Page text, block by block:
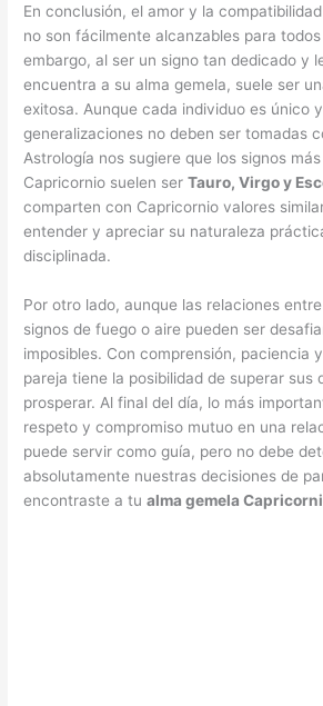
En conclusión, el amor y la
no son fácilmente alcanzables para todos
embargo, al ser un signo tan dedicado y
encuentra a su alma gemela, suele ser
exitosa. Aunque cada individuo es único
generalizaciones no deben ser tomadas
Astrología nos sugiere que los signos
Capricornio suelen serTauro, Virgo y
comparten con Capricornio valores
entender y apreciar su naturaleza
disciplinada.
Por otro lado, aunque las relaciones
signos de fuego o aire pueden ser
imposibles. Con comprensión, paciencia
pareja tiene la posibilidad de superar sus
prosperar. Al final del día, lo más
respeto y compromiso mutuo en una
puede servir como guía, pero no debe
absolutamente nuestras decisiones de
encontraste a tualma gemela